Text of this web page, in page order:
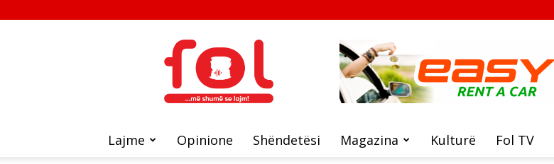
FOL
Lajme Opinione Shëndetësi Magazina Kulturë Fol TV